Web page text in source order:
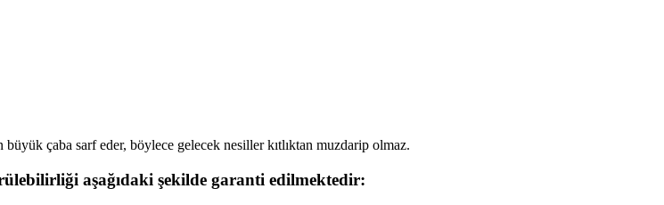
büyük çaba sarf eder, böylece gelecek nesiller kıtlıktan muzdarip olmaz.
aşağıdaki şekilde garanti edilmektedir: